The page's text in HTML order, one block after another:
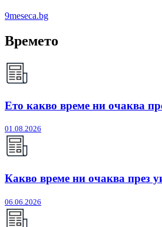
9meseca.bg
Времето
Ето какво време ни очаква
01.08.2026
Какво време ни очаква през
06.06.2026